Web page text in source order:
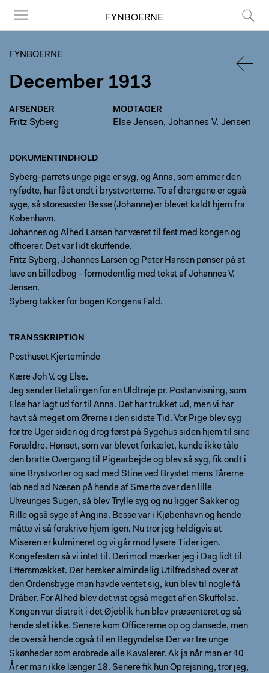
FYNBOERNE
FYNBOERNE
December 1913
AFSENDER
Fritz Syberg
MODTAGER
Else Jensen, Johannes V. Jensen
DOKUMENTINDHOLD
Syberg-parrets unge pige er syg, og Anna, som ammer den
nyfødte, har fået ondt i brystvorterne. To af drengene er også
syge, så storesøster Besse (Johanne) er blevet kaldt hjem fra
København.
Johannes og Alhed Larsen har været til fest med kongen og
officerer. Det var lidt skuffende.
Fritz Syberg, Johannes Larsen og Peter Hansen pønser på at
lave en billedbog - formodentlig med tekst af Johannes V.
Jensen.
Syberg takker for bogen Kongens Fald.
TRANSSKRIPTION
Posthuset Kjerteminde
Kære Joh V. og Else.
Jeg sender Betalingen for en Uldtrøje pr. Postanvisning, som
Else har lagt ud for til Anna. Det har trukket ud, men vi har
havt så meget om Ørerne i den sidste Tid. Vor Pige blev syg
for tre Uger siden og drog først på Sygehus siden hjem til sine
Forældre. Hønset, som var blevet forkælet, kunde ikke tåle
den bratte Overgang til Pigearbejde og blev så syg, fik ondt i
sine Brystvorter og sad med Stine ved Brystet mens Tårerne
løb ned ad Næsen på hende af Smerte over den lille
Ulveunges Sugen, så blev Trylle syg og nu ligger Sakker og
Rille også syge af Angina. Besse var i Kjøbenhavn og hende
måtte vi så forskrive hjem igen. Nu tror jeg heldigvis at
Miseren er kulmineret og vi går mod lysere Tider igen.
Kongefesten så vi intet til. Derimod mærker jeg i Dag lidt til
Eftersmækket. Der hersker almindelig Utilfredshed over at
den Ordensbyge man havde ventet sig, kun blev til nogle få
Dråber. For Alhed blev det vist også meget af en Skuffelse.
Kongen var distrait i det Øjeblik hun blev præsenteret og så
hende slet ikke. Senere kom Officererne op og dansede, men
de overså hende også til en Begyndelse Der var tre unge
Skønheder som erobrede alle Kavalerer. Ak ja når man er 40
År er man ikke længer 18. Senere fik hun Oprejsning, tror jeg,